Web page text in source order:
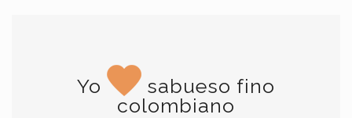
Yo
sabueso fino
colombiano